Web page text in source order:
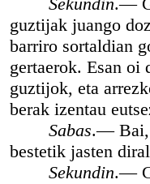
guztijak juango
barriro sortaldian
gertaerok. Esan oi
guztijok, eta
berak izentau
Sabas.— Bai,
bestetik jasten
Sekundin.—